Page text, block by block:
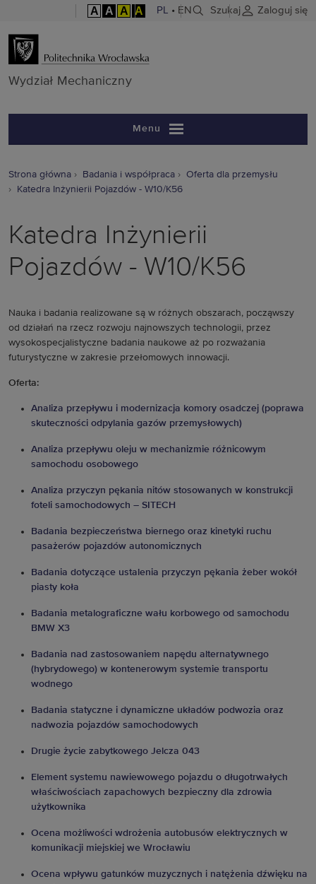
A A A A PL • EN Szukaj Zaloguj się
Wydział
Wydział Mechaniczny
Menu
Strona główna Badania i współpraca
Oferta dla przemysłu
Katedra Inżynierii Pojazdów - W10/K56
Katedra Inżynierii
Pojazdów - W10/K56
Nauka i badania realizowane są w różnych obszarach, począwszy
od działań na rzecz rozwoju najnowszych technologii, przez
wysokospecjalistyczne badania naukowe aż po rozważania
futurystyczne w zakresie przełomowych innowacji.
Oferta:
Analiza przepływu i modernizacja komory osadczej (poprawa
skuteczności odpylania gazów przemysłowych)
Analiza przepływu oleju w mechanizmie różnicowym
samochodu osobowego
Analiza przyczyn pękania nitów stosowanych w konstrukcji
foteli samochodowych – SITECH
Badania bezpieczeństwa biernego oraz kinetyki ruchu
pasażerów pojazdów autonomicznych
Badania dotyczące ustalenia przyczyn pękania żeber wokół
piasty koła
Badania metalograficzne wału korbowego od samochodu
BMW X3
Badania nad zastosowaniem napędu alternatywnego
(hybrydowego) w kontenerowym systemie transportu
wodnego
Badania statyczne i dynamiczne układów podwozia oraz
nadwozia pojazdów samochodowych
Drugie życie zabytkowego Jelcza 043
Element systemu nawiewowego pojazdu o długotrwałych
właściwościach zapachowych bezpieczny dla zdrowia
użytkownika
Ocena możliwości wdrożenia autobusów elektrycznych w
komunikacji miejskiej we Wrocławiu
Ocena wpływu gatunków muzycznych i natężenia dźwięku na